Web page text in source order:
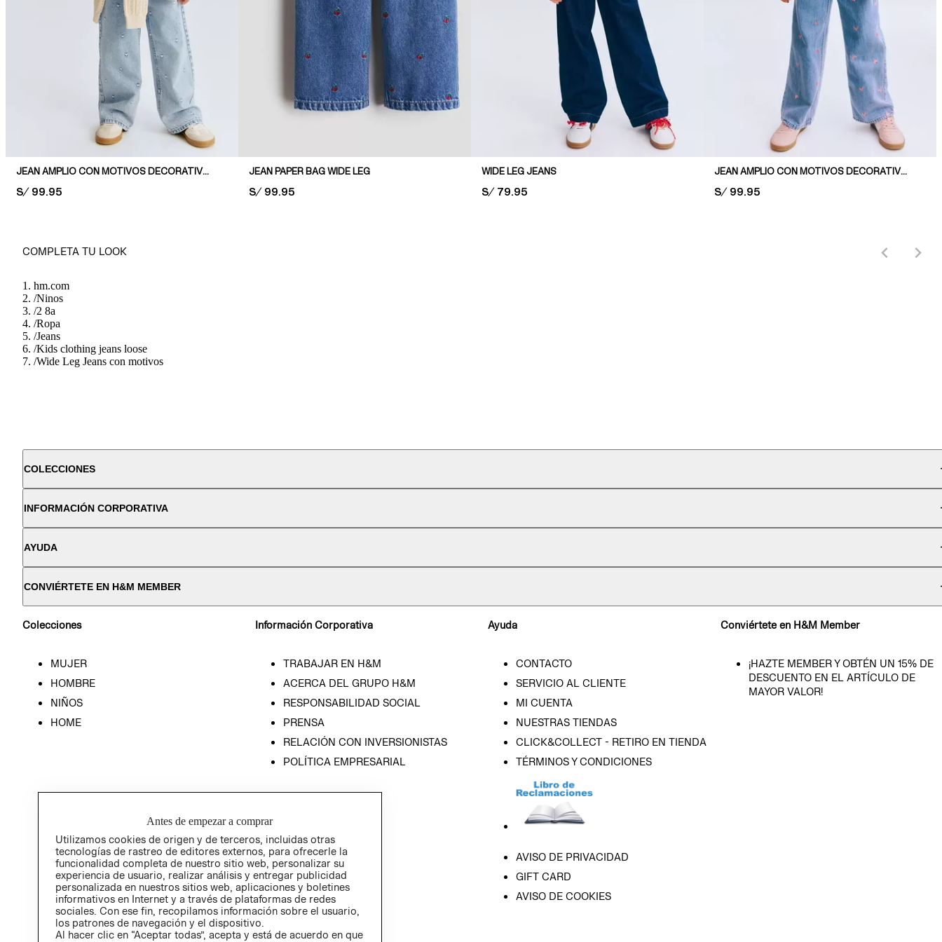
JEAN AMPLIO CON MOTIVOS DECORATIVOS
PRICE:
S/ 99.95
JEAN PAPER BAG WIDE LEG
PRICE:
S/ 99.95
WIDE LEG JEANS
PRICE:
S/ 79.95
JEAN AMPLIO CON MOTIVOS DECORATIVOS
PRICE:
S/ 99.95
COMPLETA TU LOOK
hm.com
/Ninos
/2 8a
/Ropa
/Jeans
/Kids clothing jeans loose
/Wide Leg Jeans con motivos
COLECCIONES
INFORMACIÓN CORPORATIVA
AYUDA
CONVIÉRTETE EN H&M MEMBER
Colecciones
MUJER
HOMBRE
NIÑOS
HOME
Información Corporativa
TRABAJAR EN H&M
ACERCA DEL GRUPO H&M
RESPONSABILIDAD SOCIAL
PRENSA
RELACIÓN CON INVERSIONISTAS
POLÍTICA EMPRESARIAL
Ayuda
CONTACTO
SERVICIO AL CLIENTE
MI CUENTA
NUESTRAS TIENDAS
CLICK&COLLECT - RETIRO EN TIENDA
TÉRMINOS Y CONDICIONES
AVISO DE PRIVACIDAD
GIFT CARD
AVISO DE COOKIES
Conviértete en H&M Member
¡HAZTE MEMBER Y OBTÉN UN 15% DE
DESCUENTO EN EL ARTÍCULO DE
MAYOR VALOR!
Antes de empezar a comprar
Utilizamos cookies de origen y de terceros, incluidas otras
tecnologías de rastreo de editores externos, para ofrecerle la
funcionalidad completa de nuestro sitio web, personalizar su
experiencia de usuario, realizar análisis y entregar publicidad
personalizada en nuestros sitios web, aplicaciones y boletines
informativos en Internet y a través de plataformas de redes
sociales. Con ese fin, recopilamos información sobre el usuario,
los patrones de navegación y el dispositivo.
Al hacer clic en “Aceptar todas”, acepta y está de acuerdo en que